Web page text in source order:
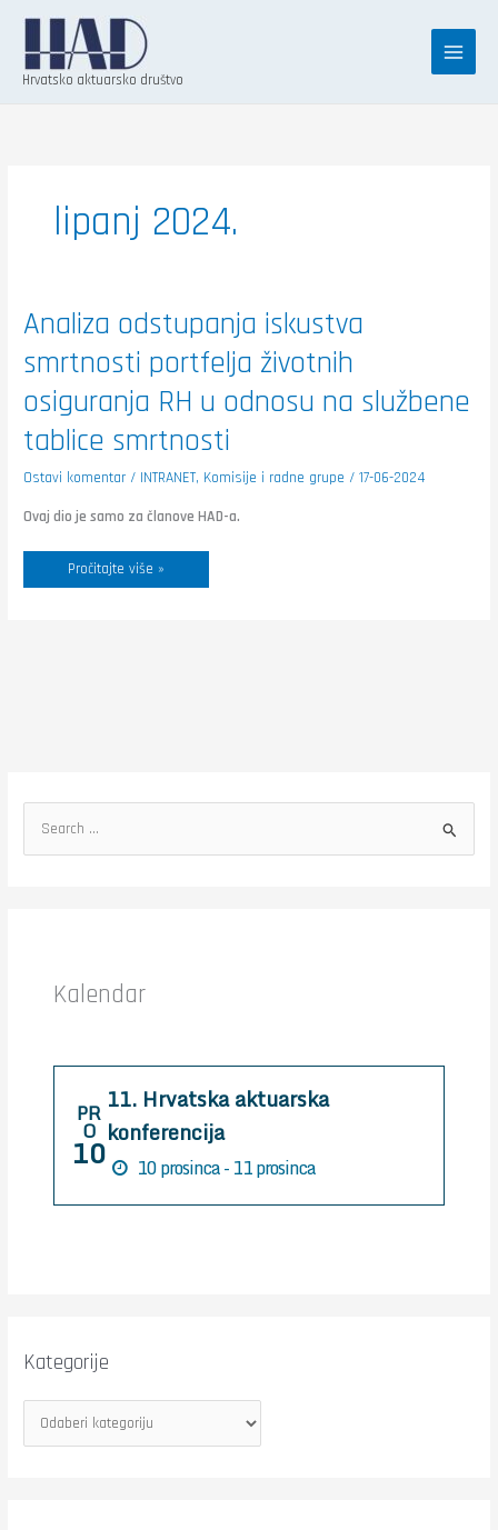
content
Hrvatsko aktuarsko društvo
lipanj 2024.
Analiza odstupanja iskustva
smrtnosti portfelja životnih
osiguranja RH u odnosu na službene
tablice smrtnosti
Ostavi komentar / INTRANET, Komisije i radne grupe /17-06-2024
Ovaj dio je samo za članove HAD-a.
Analiza
odstupanja
smrtnosti
portfelja
osiguranja
RH
u
odnosu
na
službene
tablice
Pročitajte više »
Kalendar
PR
O
10
11. Hrvatska aktuarska
konferencija
10 prosinca - 11 prosinca
Kategorije
K
t